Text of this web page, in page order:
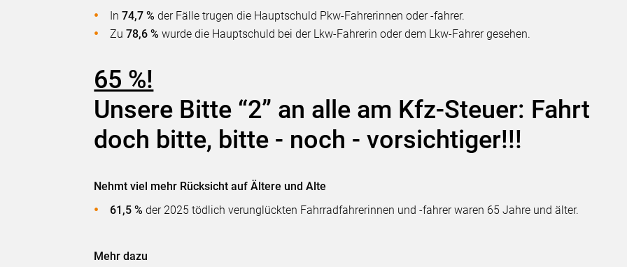
In74,7 % der Fälle trugen die Hauptschuld Pkw-Fahrerinnen oder -fahrer.
Zu78,6 % wurde die Hauptschuld bei der Lkw-Fahrerin oder dem Lkw-Fahrer gesehen.
65 %!
Unsere Bitte “2” an alle am Kfz-Steuer: Fahrt
doch bitte, bitte - noch - vorsichtiger!!!
Nehmt viel mehr Rücksicht auf Ältere und Alte
61,5 % der 2025 tödlich verunglückten Fahrradfahrerinnen und -fahrer waren 65 Jahre und älter.
Mehr dazu